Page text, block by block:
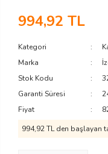
994,92 TL
Kategori
Marka
Stok Kodu
Garanti Süresi
Fiyat
994,92 TL den başlayan